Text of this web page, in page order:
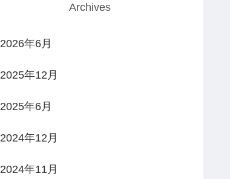
Archives
2026年6月
2025年12月
2025年6月
2024年12月
2024年11月